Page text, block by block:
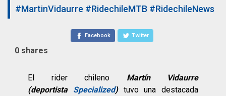
#MartinVidaurre #RidechileMTB #RidechileNews
Facebook Twitter
0 shares
El rider chileno Martín Vidaurre
(deportista
Specialized) tuvo una destacada